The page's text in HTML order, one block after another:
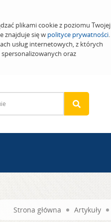
plikami cookie z poziomu Twojej
znajduje się w polityce prywatności.
usług internetowych, z których
oraz
Strona główna Artykuły